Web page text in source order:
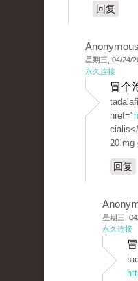
回复
星期三, 04/24/
永久连接
冒个
href="
20 mg
回复
星期三,
永久连接